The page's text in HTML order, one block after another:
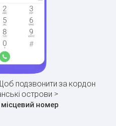
подзвонити за кордон
острови >
місцевий номер